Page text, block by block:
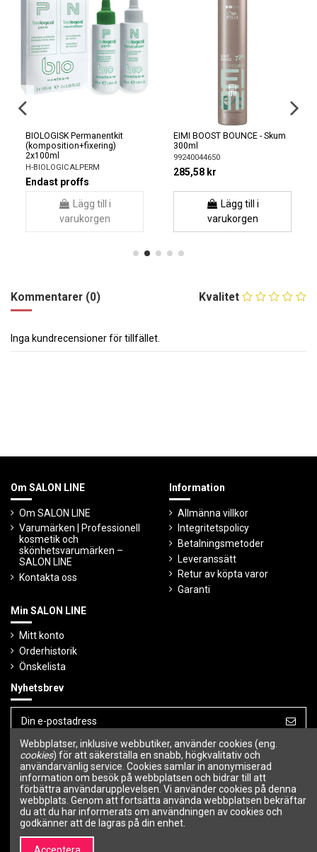
BIOLOGISK Permanentkit
(komposition+fixering)
2x100ml
H-BIOLOGICALPERM
Endast proffs
Lägg till i
varukorgen
EIMI BOOST BOUNCE - Skum
300ml
99240044650
285,58 kr
Lägg till i
varukorgen
Kvalitet
Kommentarer (0)
Inga kundrecensioner för tillfället.
Om SALON LINE
Om SALON LINE
Varumärken | Professionell
kosmetik och
skönhetsvarumärken –
SALON LINE
Kontakta oss
Information
Allmänna villkor
Integritetspolicy
Betalningsmetoder
Leveranssätt
Retur av köpta varor
Garanti
Min SALON LINE
Mitt konto
Orderhistorik
Önskelista
Nyhetsbrev
Du kan avbryta prenumerationen när som
helst.
Följ oss
Webbplatser, inklusive webbutiker, använder cookies (eng.
cookies) för att säkerställa en snabb, högkvalitativ och
användarvänlig service. Cookies samlar in anonymiserad
information om besök på webbplatsen och bidrar till att
förbättra användarupplevelsen. Vi använder cookies på denna
webbplats. Genom att fortsätta använda webbplatsen bekräftar
du att du har informerats om användningen av cookies och
godkänner att de lagras på din enhet.